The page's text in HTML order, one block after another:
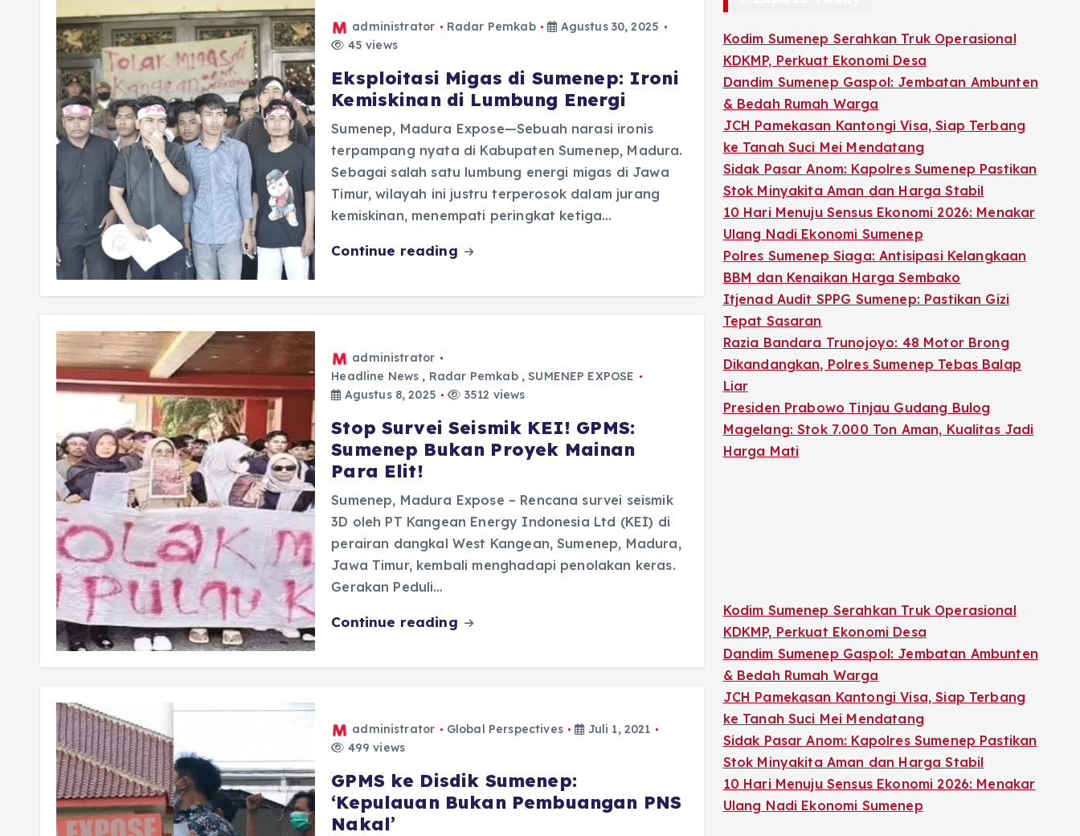
administrator Radar Pemkab
Agustus 30, 2025
45 views
Eksploitasi Migas di Sumenep: Ironi
Kemiskinan di Lumbung Energi
Sumenep, Madura Expose—Sebuah narasi ironis
terpampang nyata di Kabupaten Sumenep, Madura.
Sebagai salah satu lumbung energi migas di Jawa
Timur, wilayah ini justru terperosok dalam jurang
kemiskinan, menempati peringkat ketiga…
Continue reading
administrator
Headline News , Radar Pemkab,SUMENEP EXPOSE
Agustus 8, 2025
3512 views
Stop Survei Seismik KEI! GPMS:
Sumenep Bukan Proyek Mainan
Para Elit!
Sumenep, Madura Expose – Rencana survei seismik
3D oleh PT Kangean Energy Indonesia Ltd (KEI) di
perairan dangkal West Kangean, Sumenep, Madura,
Jawa Timur, kembali menghadapi penolakan keras.
Gerakan Peduli…
Continue reading
administrator Global Perspectives
Juli 1, 2021
499 views
GPMS ke Disdik Sumenep:
‘Kepulauan Bukan Pembuangan PNS
Nakal’
Kodim Sumenep Serahkan Truk Operasional
KDKMP, Perkuat Ekonomi Desa
Dandim Sumenep Gaspol: Jembatan Ambunten
& Bedah Rumah Warga
JCH Pamekasan Kantongi Visa, Siap Terbang
ke Tanah Suci Mei Mendatang
Sidak Pasar Anom: Kapolres Sumenep Pastikan
Stok Minyakita Aman dan Harga Stabil
10 Hari Menuju Sensus Ekonomi 2026: Menakar
Ulang Nadi Ekonomi Sumenep
Polres Sumenep Siaga: Antisipasi Kelangkaan
BBM dan Kenaikan Harga Sembako
Itjenad Audit SPPG Sumenep: Pastikan Gizi
Tepat Sasaran
Razia Bandara Trunojoyo: 48 Motor Brong
Dikandangkan, Polres Sumenep Tebas Balap
Liar
Presiden Prabowo Tinjau Gudang Bulog
Magelang: Stok 7.000 Ton Aman, Kualitas Jadi
Harga Mati
Kodim Sumenep Serahkan Truk Operasional
KDKMP, Perkuat Ekonomi Desa
Dandim Sumenep Gaspol: Jembatan Ambunten
& Bedah Rumah Warga
JCH Pamekasan Kantongi Visa, Siap Terbang
ke Tanah Suci Mei Mendatang
Sidak Pasar Anom: Kapolres Sumenep Pastikan
Stok Minyakita Aman dan Harga Stabil
10 Hari Menuju Sensus Ekonomi 2026: Menakar
Ulang Nadi Ekonomi Sumenep